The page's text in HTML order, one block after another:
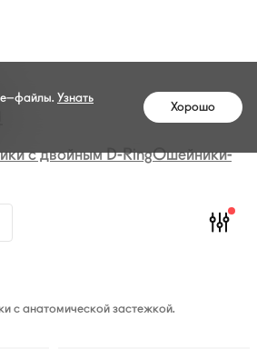
с двойнымD-RingОшейники-
с анатомической застежкой.
Узнать
Хорошо